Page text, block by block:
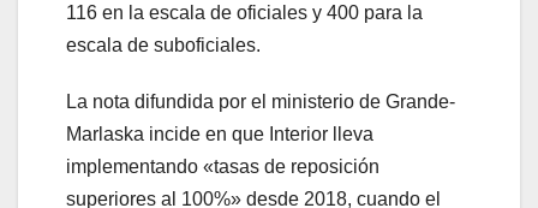
116 en la escala de oficiales y 400 para la
escala de suboficiales.
La nota difundida por el ministerio de Grande-
Marlaska incide en que Interior lleva
implementando «tasas de reposición
superiores al 100%» desde 2018, cuando el